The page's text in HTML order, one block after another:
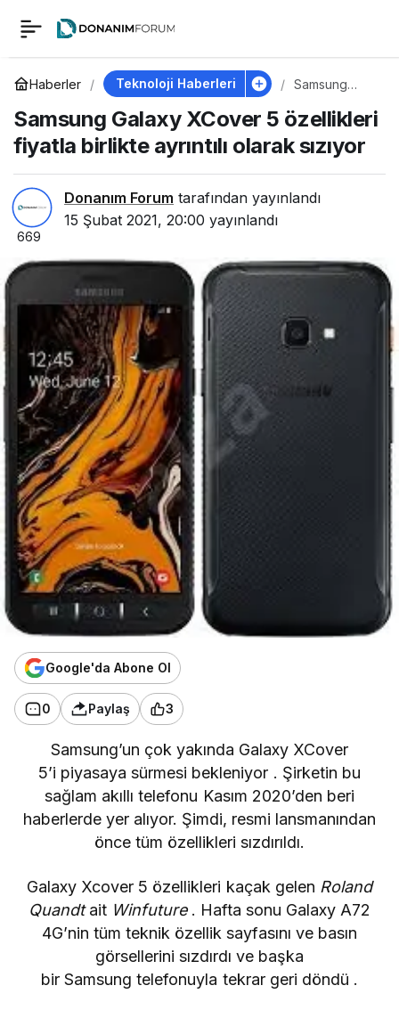
Haberler Teknoloji Haberleri
Samsung
XCover 5
özellikleri
fiyatla birlikte
ayrıntılı olarak
sızıyor
Samsung Galaxy XCover 5 özellikleri
fiyatla birlikte ayrıntılı olarak sızıyor
Donanım Forum tarafından yayınlandı
15 Şubat 2021, 20:00 yayınlandı
669
Google'da Abone Ol
0 Paylaş 3
Samsung’un çok yakında Galaxy XCover
5’i piyasaya sürmesi bekleniyor . Şirketin bu
sağlam akıllı telefonu Kasım 2020’den beri
haberlerde yer alıyor. Şimdi, resmi lansmanından
önce tüm özellikleri sızdırıldı.
Galaxy Xcover 5 özellikleri kaçak gelen Roland
Quandtait Winfuture. Hafta sonu Galaxy A72
4G’nin tüm teknik özellik sayfasını ve basın
görsellerini sızdırdı ve başka
birSamsung telefonuyla tekrar geri döndü .
Samsung Galaxy
XCover 5 özellikleri
fiyatla birlikte
ayrıntılı olarak sızıyor